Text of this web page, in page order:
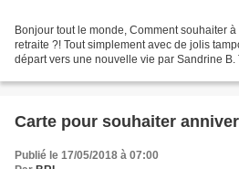
Bonjour tout le monde, Comment souhaiter
retraite ?! Tout simplement avec de jolis
départ vers une nouvelle vie par Sandrine B.
Carte pour souhaiter
Publié le 17/05/2018 à 07:00